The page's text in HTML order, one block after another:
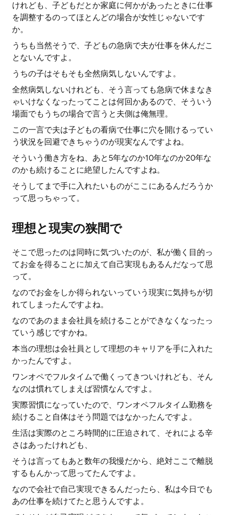
けれども、子どもだとか家庭に何かがあったときに仕事
を調整するのってほとんどの場合が女性じゃないです
か。
うちも当然そうで、子どもの急病で夫が仕事を休んだこ
とないんですよ。
うちの子はそもそも全然病気しないんですよ。
全然病気しないけれども、そう言っても急病で休まなき
ゃいけなくなったってことは何回かあるので、そういう
場面でもうちの場合で言うと夫側は俺無理。
この一言で夫は子どもの看病で仕事に穴を開けるってい
う状況を回避できちゃうのが現実なんですよね。
そういう働き方をね、あと5年なのか10年なのか20年な
のかも続けることに絶望したんですよね。
そうしてまで手に入れたいものがここにあるんだろうか
って思っちゃって。
理想と現実の狭間で
そこで思ったのは同時に気づいたのが、私が働く目的っ
てお金を得ることに加えて自己実現もあるんだなって思
って。
なのでお金をしか得られないっていう現実に気持ちが切
れてしまったんですよね。
なのであのまま会社員を続けることができなくなったっ
ていう感じですかね。
本当の理想は会社員として理想のキャリアを手に入れた
かったんですよ。
ワンオペでフルタイムで働くってきついけれども、そん
なのは慣れてしまえば習慣なんですよ。
実際習慣になっていたので、ワンオペフルタイム勤務を
続けること自体はそう問題ではなかったんですよ。
生活は実際のところ時間的に圧迫されて、それによる辛
さはあったけれども、
そうは言ってもあと数年の我慢だから、絶対ここで離脱
するもんかって思ってたんですよ。
なので会社で自己実現できるんだったら、私は今日でも
あの仕事を続けてたと思うんですよ。